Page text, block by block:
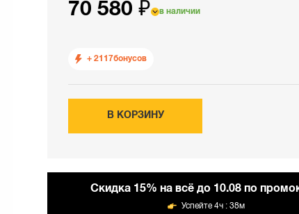
70 580 ₽ в наличии
+ 2117бонусов
В КОРЗИНУ
Cкидка 15% на всё до 10.08 по
4ч : 38м